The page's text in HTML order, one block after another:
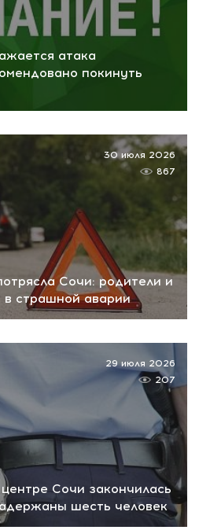
атака
покинуть
Сочи: родители и
в страшной аварии
30 июля 2026
867
Сочи закончилась
шесть человек
29 июля 2026
207